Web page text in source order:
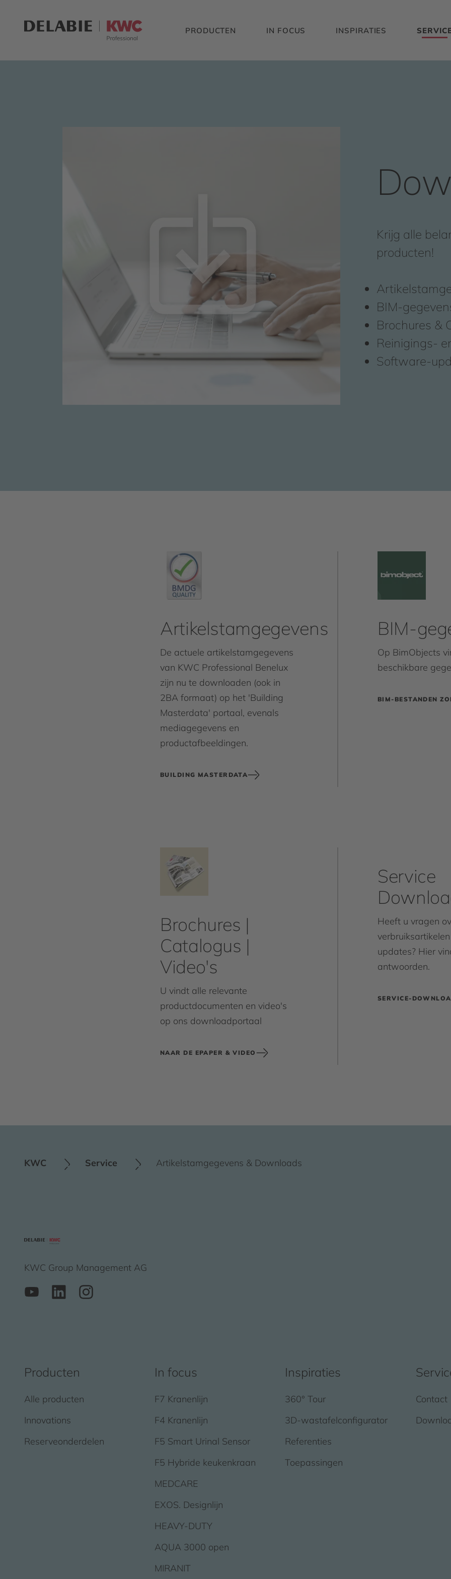
PRODUCTEN IN FOCUS INSPIRATIES
Krijg alle
producten!
BIM-
Brochures &
Reinigings-
Software-
Artikelstamgegevens
De actuele artikelstamgegevens
van KWC Professional Benelux
zijn nu te downloaden (ook in
2BA formaat) op het 'Building
Masterdata' portaal, evenals
mediagegevens en
productafbeeldingen.
BUILDING MASTERDATA
BIM-
Op BimObjects
beschikbare
BIM-BESTANDEN
Brochures |
Catalogus |
Video's
U vindt alle relevante
productdocumenten en video's
op ons downloadportaal
NAAR DE EPAPER & VIDEO
Service
Heeft u vragen
updates? Hier
antwoorden.
SERVICE-
KWC Service Artikelstamgegevens & Downloads
KWC Group Management AG
Producten
Alle producten
Innovations
Reserveonderdelen
In focus
F7 Kranenlijn
F4 Kranenlijn
F5 Smart Urinal Sensor
F5 Hybride keukenkraan
MEDCARE
EXOS. Designlijn
HEAVY-DUTY
AQUA 3000 open
MIRANIT
Inspiraties
360° Tour
3D-wastafelconfigurator
Referenties
Toepassingen
Contact